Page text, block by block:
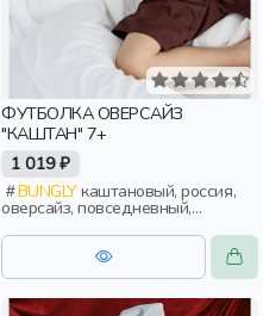
ФУТБОЛКА ОВЕРСАЙЗ
"КАШТАН" 7+
1 019 ₽
BUNGLYкаштановый, россия,
оверсайз, повседневный,
мальчики, школьники, подростки,
дети